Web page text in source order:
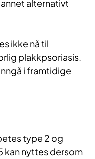
alternativt
ikke nå til
plakkpsoriasis.
i framtidige
type 2 og
kan nyttes dersom